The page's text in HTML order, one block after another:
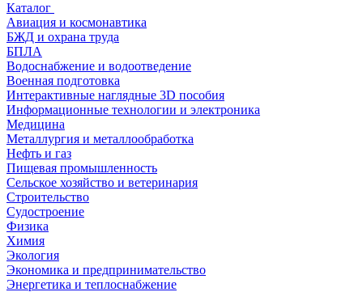
Каталог
Авиация и космонавтика
БЖД и охрана труда
БПЛА
Водоснабжение и водоотведение
Военная подготовка
Интерактивные наглядные 3D пособия
Информационные технологии и электроника
Медицина
Металлургия и металлообработка
Нефть и газ
Пищевая промышленность
Сельское хозяйство и ветеринария
Строительство
Судостроение
Физика
Химия
Экология
Экономика и предпринимательство
Энергетика и теплоснабжение